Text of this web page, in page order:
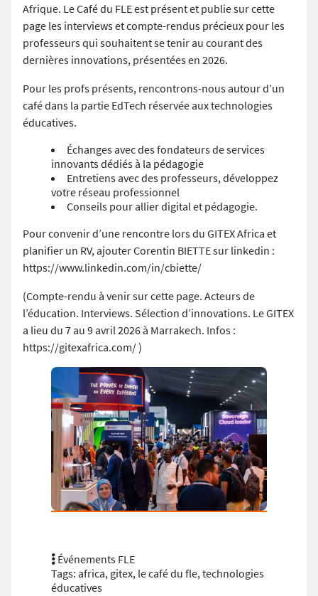
Afrique. Le Café du FLE est présent et publie sur cette
page les interviews et compte-rendus précieux pour les
professeurs qui souhaitent se tenir au courant des
dernières innovations, présentées en 2026.
Pour les profs présents, rencontrons-nous autour d’un
café dans la partie EdTech réservée aux technologies
éducatives.
Échanges avec des fondateurs de services
innovants dédiés à la pédagogie
Entretiens avec des professeurs, développez
votre réseau professionnel
Conseils pour allier digital et pédagogie.
Pour convenir d’une rencontre lors du GITEX Africa et
planifier un RV, ajouter Corentin BIETTE sur linkedin :
https://www.linkedin.com/in/cbiette/
(Compte-rendu à venir sur cette page. Acteurs de
l’éducation. Interviews. Sélection d’innovations. Le GITEX
a lieu du 7 au 9 avril 2026 à Marrakech. Infos :
https://gitexafrica.com/ )
Événements FLE
Tags: africa, gitex, le café du fle,technologies
éducatives